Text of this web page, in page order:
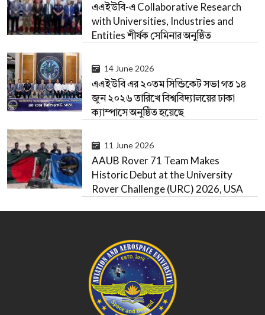
এএইউবি-এ Collaborative Research
with Universities, Industries and
Entities শীর্ষক সেমিনার অনুষ্ঠিত
14 June 2026
এএইউবি এর ২০তম সিন্ডিকেট সভা গত ১৪
জুন ২০২৬ তারিখে বিশ্ববিদ্যালয়ের ঢাকা
ক্যাম্পাসে অনুষ্ঠিত হয়েছে
11 June 2026
AAUB Rover 71 Team Makes
Historic Debut at the University
Rover Challenge (URC) 2026, USA